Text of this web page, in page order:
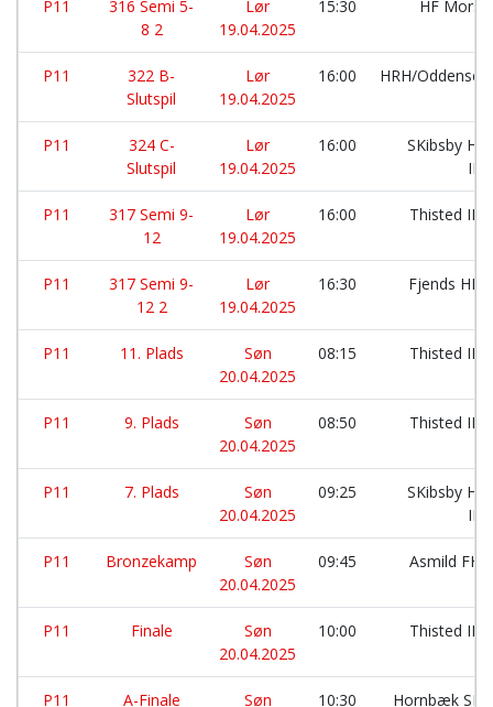
P11
316 Semi 5-
8 2
Lør
19.04.2025
15:30 HF
P11
322 B-
Slutspil
Lør
19.04.2025
16:00 HRH/
P11
324 C-
Slutspil
Lør
19.04.2025
16:00
SKibsby
P11
317 Semi 9-
12
Lør
19.04.2025
16:00 Thisted
P11
317 Semi 9-
12 2
Lør
19.04.2025
16:30 Fjends
P11 11. Plads
Søn
20.04.2025
08:15 Thisted
P11 9. Plads
Søn
20.04.2025
08:50 Thisted
P11 7. Plads
Søn
20.04.2025
09:25
SKibsby
P11 Bronzekamp
Søn
20.04.2025
09:45 Asmild
P11 Finale
Søn
20.04.2025
10:00 Thisted
P11 A-Finale
Søn
10:30 Hornbæk